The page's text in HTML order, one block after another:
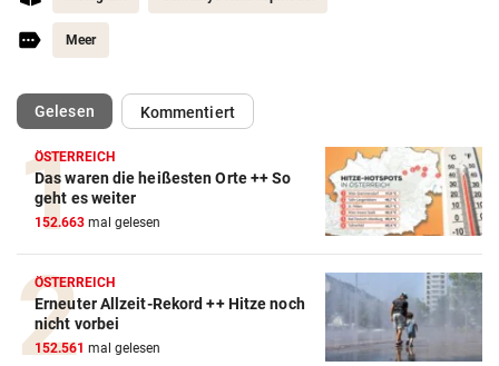
Meer
Gelesen(ausgewählt)Kommentiert
ÖSTERREICH
Das waren die heißesten Orte ++ So
geht es weiter
152.663 mal gelesen
ÖSTERREICH
Erneuter Allzeit-Rekord ++ Hitze noch
nicht vorbei
152.561 mal gelesen